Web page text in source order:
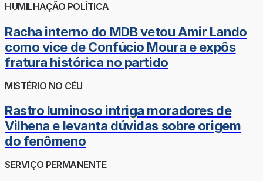
HUMILHAÇÃO POLÍTICA
Racha interno do MDB vetou Amir Lando
como vice de Confúcio Moura e expôs
fratura histórica no partido
MISTÉRIO NO CÉU
Rastro luminoso intriga moradores de
Vilhena e levanta dúvidas sobre origem
do fenômeno
SERVIÇO PERMANENTE